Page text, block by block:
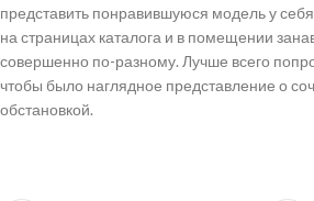
представить понравившуюся модель у себя
на страницах каталога и в помещении
совершенно по-разному. Лучше всего
чтобы было наглядное представление о
обстановкой.